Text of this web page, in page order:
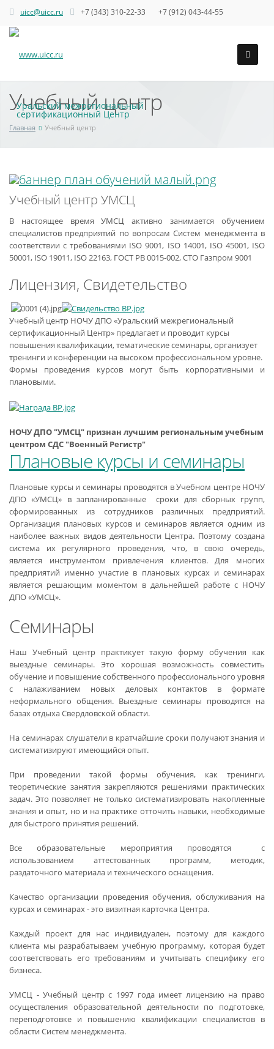
uicc@uicc.ru +7 (343) 310-22-33 +7 (912) 043-44-55
Уральский межрегиональный
сертификационный Центр
Учебный центр
Главная Учебный центр
Учебный центр УМСЦ
В настоящее время УМСЦ активно занимается обучением
специалистов предприятий по вопросам Систем менеджмента в
соответствии с требованиями ISO 9001, ISO 14001, ISO 45001, ISO
50001, ISO 19011, ISO 22163, ГОСТ РВ 0015-002, СТО Газпром 9001
Лицензия, Свидетельство
Учебный центр НОЧУ ДПО «Уральский межрегиональный
сертификационный Центр» предлагает и проводит курсы
повышения квалификации, тематические семинары, организует
тренинги и конференции на высоком профессиональном уровне.
Формы проведения курсов могут быть корпоративными и
плановыми.
НОЧУ ДПО "УМСЦ" признан лучшим региональным учебным
центром СДС "Военный Регистр"
Плановые курсы и семинары
Плановые курсы и семинары проводятся в Учебном центре НОЧУ
ДПО «УМСЦ» в запланированные сроки для сборных групп,
сформированных из сотрудников различных предприятий.
Организация плановых курсов и семинаров является одним из
наиболее важных видов деятельности Центра. Поэтому создана
система их регулярного проведения, что, в свою очередь,
является инструментом привлечения клиентов. Для многих
предприятий именно участие в плановых курсах и семинарах
является решающим моментом в дальнейшей работе с НОЧУ
ДПО «УМСЦ».
Семинары
Наш Учебный центр практикует такую форму обучения как
выездные семинары. Это хорошая возможность совместить
обучение и повышение собственного профессионального уровня
с налаживанием новых деловых контактов в формате
неформального общения. Выездные семинары проводятся на
базах отдыха Свердловской области.
На семинарах слушатели в кратчайшие сроки получают знания и
систематизируют имеющийся опыт.
При проведении такой формы обучения, как тренинги,
теоретические занятия закрепляются решениями практических
задач. Это позволяет не только систематизировать накопленные
знания и опыт, но и на практике отточить навыки, необходимые
для быстрого принятия решений.
Все образовательные мероприятия проводятся с
использованием аттестованных программ, методик,
раздаточного материала и технического оснащения.
Качество организации проведения обучения, обслуживания на
курсах и семинарах - это визитная карточка Центра.
Каждый проект для нас индивидуален, поэтому для каждого
клиента мы разрабатываем учебную программу, которая будет
соответствовать его требованиям и учитывать специфику его
бизнеса.
УМСЦ - Учебный центр с 1997 года имеет лицензию на право
осуществления образовательной деятельности по подготовке,
переподготовке и повышению квалификации специалистов в
области Систем менеджмента.